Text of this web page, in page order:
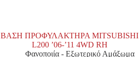
ΒΑΣΗ ΠΡΟΦΥΛΑΚΤΗΡΑ MITSUBISHI
L200 ’06-’11 4WD RH
Φανοποιία - Εξωτερικό Αμάξωμα